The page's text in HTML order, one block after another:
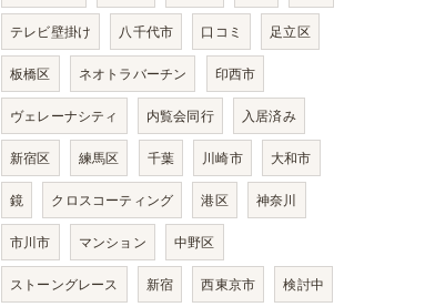
テレビ壁掛け 八千代市 口コミ 足立区
板橋区 ネオトラバーチン 印西市
ヴェレーナシティ 内覧会同行 入居済み
新宿区 練馬区 千葉 川崎市 大和市
鏡 クロスコーティング 港区 神奈川
市川市 マンション 中野区
ストーングレース 新宿 西東京市 検討中